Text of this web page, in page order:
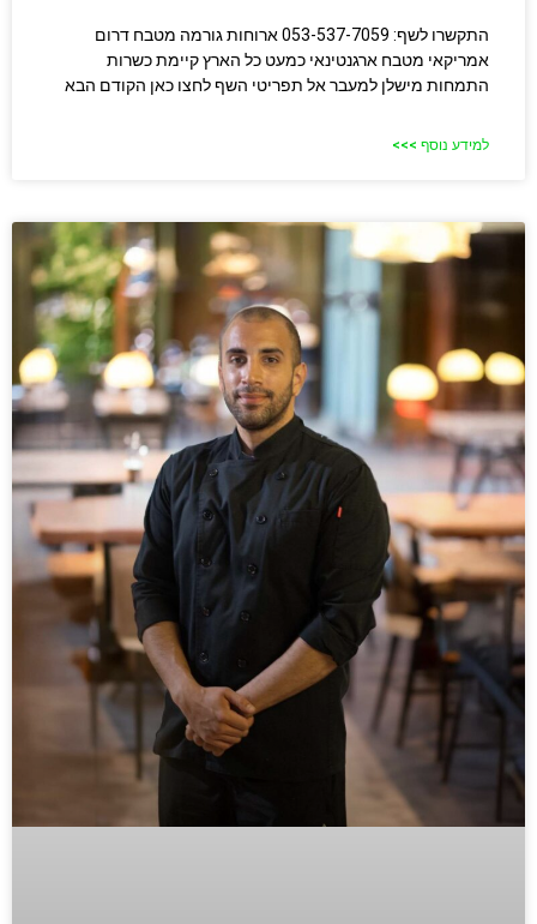
התקשרו לשף: 053-537-7059 ארוחות גורמה מטבח דרום
אמריקאי מטבח ארגנטינאי כמעט כל הארץ קיימת כשרות
התמחות מישלן למעבר אל תפריטי השף לחצו כאן הקודם הבא
למידע נוסף >>>